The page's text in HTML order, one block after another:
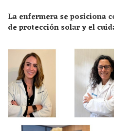
La enfermera se posiciona
de protección solar y el